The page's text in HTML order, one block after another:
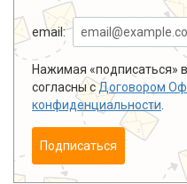
email:
Нажимая «подписаться»
согласны сДоговором
конфиденциальности
Подписаться